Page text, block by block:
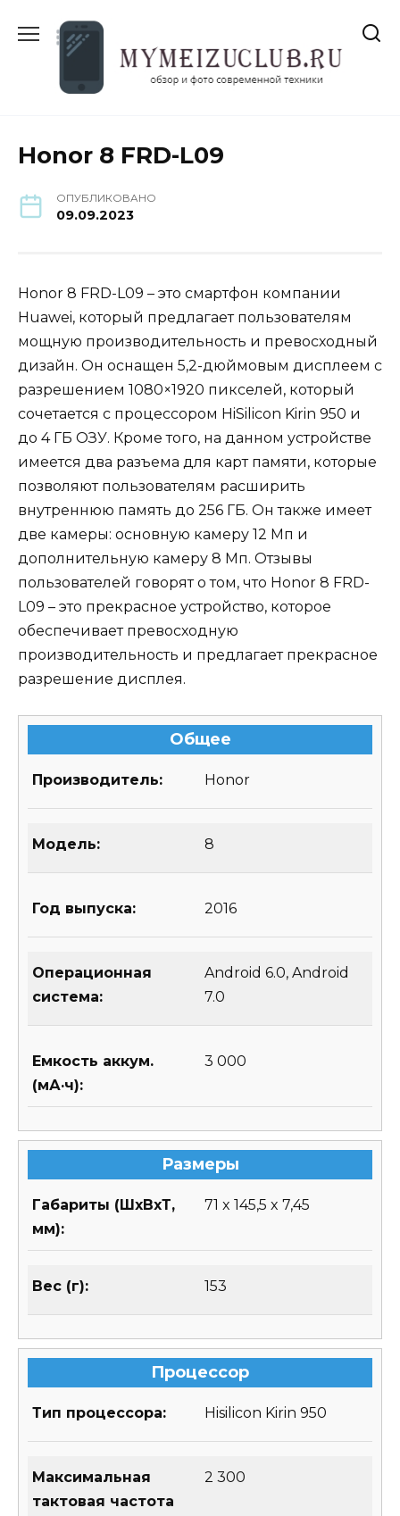
содержанию
Honor 8 FRD-L09
ОПУБЛИКОВАНО
09.09.2023
Honor 8 FRD-L09 – это смартфон компании
Huawei, который предлагает пользователям
мощную производительность и превосходный
дизайн. Он оснащен 5,2-дюймовым дисплеем с
разрешением 1080×1920 пикселей, который
сочетается с процессором HiSilicon Kirin 950 и
до 4 ГБ ОЗУ. Кроме того, на данном устройстве
имеется два разъема для карт памяти, которые
позволяют пользователям расширить
внутреннюю память до 256 ГБ. Он также имеет
две камеры: основную камеру 12 Мп и
дополнительную камеру 8 Мп. Отзывы
пользователей говорят о том, что Honor 8 FRD-
L09 – это прекрасное устройство, которое
обеспечивает превосходную
производительность и предлагает прекрасное
разрешение дисплея.
Общее
Производитель: Honor
Модель: 8
Год выпуска: 2016
Операционная
система:
Android 6.0, Android
7.0
Емкость аккум.
(мА·ч):
3 000
Размеры
Габариты (ШхВхТ,
мм):
71 x 145,5 x 7,45
Вес (г): 153
Процессор
Тип процессора: Hisilicon Kirin 950
Максимальная
тактовая частота
2 300